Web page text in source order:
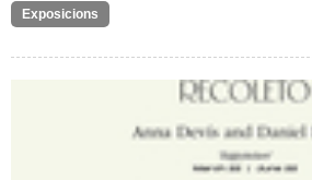
Exposicions